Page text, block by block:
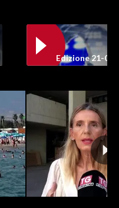
Edizione 21-05-